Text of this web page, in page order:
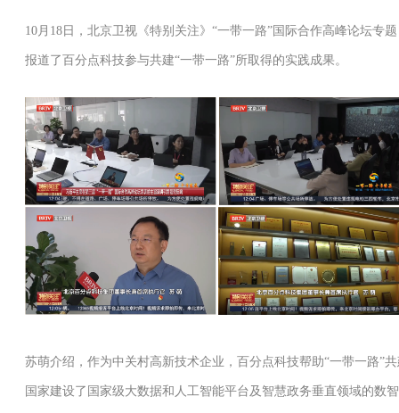
10月18日，北京卫视《特别关注》“一带一路”国际合作高峰论坛专
报道了百分点科技参与共建“一带一路”所取得的实践成果。
苏萌介绍，作为中关村高新技术企业，百分点科技帮助“一带一路”
国家建设了国家级大数据和人工智能平台及智慧政务垂直领域的数智